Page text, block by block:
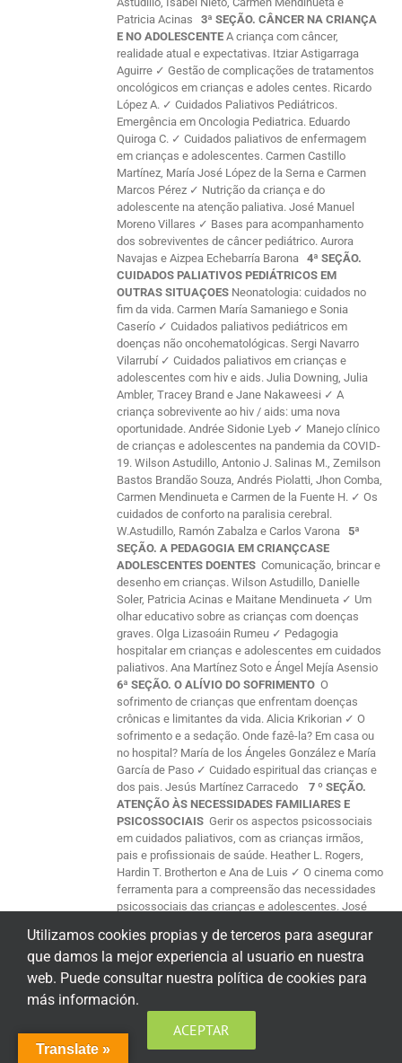
Patricia Acinas3ª SEÇÃO. CÂNCER NA CRIANÇA
E NO ADOLESCENTE A criança com câncer,
realidade atual e expectativas. Itziar Astigarraga
Aguirre ✓ Gestão de complicações de tratamentos
oncológicos em crianças e adoles centes. Ricardo
López A. ✓ Cuidados Paliativos Pediátricos.
Emergência em Oncologia Pediatrica. Eduardo
Quiroga C. ✓ Cuidados paliativos de enfermagem
em crianças e adolescentes. Carmen Castillo
Martínez, María José López de la Serna e Carmen
Marcos Pérez ✓ Nutrição da criança e do
adolescente na atenção paliativa. José Manuel
Moreno Villares ✓ Bases para acompanhamento
dos sobreviventes de câncer pediátrico. Aurora
Navajas e Aizpea Echebarría Barona4ª SEÇÃO.
CUIDADOS PALIATIVOS PEDIÁTRICOS EM
OUTRAS SITUAÇOES Neonatologia: cuidados no
fim da vida. Carmen María Samaniego e Sonia
Caserío ✓ Cuidados paliativos pediátricos em
doenças não oncohematológicas. Sergi Navarro
Vilarrubí ✓ Cuidados paliativos em crianças e
adolescentes com hiv e aids. Julia Downing, Julia
Ambler, Tracey Brand e Jane Nakaweesi ✓ A
criança sobrevivente ao hiv / aids: uma nova
oportunidade. Andrée Sidonie Lyeb ✓ Manejo clínico
de crianças e adolescentes na pandemia da COVID-
19. Wilson Astudillo, Antonio J. Salinas M., Zemilson
Bastos Brandão Souza, Andrés Piolatti, Jhon Comba,
Carmen Mendinueta e Carmen de la Fuente H. ✓ Os
cuidados de conforto na paralisia cerebral.
W.Astudillo, Ramón Zabalza e Carlos Varona5ª
SEÇÃO. A PEDAGOGIA EM CRIANÇCASE
ADOLESCENTES DOENTES Comunicação, brincar e
desenho em crianças. Wilson Astudillo, Danielle
Soler, Patricia Acinas e Maitane Mendinueta ✓ Um
olhar educativo sobre as crianças com doenças
graves. Olga Lizasoáin Rumeu ✓ Pedagogia
hospitalar em crianças e adolescentes em cuidados
paliativos. Ana Martínez Soto e Ángel Mejía Asensio
6ª SEÇÃO. O ALÍVIO DO SOFRIMENTO O
sofrimento de crianças que enfrentam doenças
crônicas e limitantes da vida. Alicia Krikorian ✓ O
sofrimento e a sedação. Onde fazê-la? Em casa ou
no hospital? María de los Ángeles González e María
García de Paso ✓ Cuidado espiritual das crianças e
dos pais. Jesús Martínez Carracedo
7 º SEÇÃO.
ATENÇÃO ÀS NECESSIDADES FAMILIARES E
PSICOSSOCIAIS Gerir os aspectos psicossociais
em cuidados paliativos, com as crianças irmãos,
pais e profissionais de saúde. Heather L. Rogers,
Hardin T. Brotherton e Ana de Luis ✓ O cinema como
ferramenta para a compreensão das necessidades
psicossociais das crianças e adolescentes. José
Lucila Merino ✓ A paralisia cerebral no cinema.
Maria Lucila Merino Marcos ✓ A criança diante da
morte. Necessidades da família após a sua perda.
Ziortza Carranza R ✓ Luto dos pais pela morte de um
filho. Alfonso García H., Martín Rodríguez e Pedro
Ruyman ✓ O luto nas crianças face à perda de em
Translate »
Utilizamos cookies propias y de terceros para asegurar
que damos la mejor experiencia al usuario en nuestra
web. Puede consultar nuestra política de cookies para
más información.
ACEPTAR